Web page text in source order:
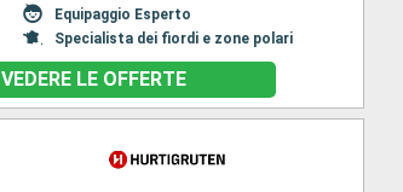
Equipaggio Esperto
Specialista dei fiordi e zone polari
VEDERE LE OFFERTE